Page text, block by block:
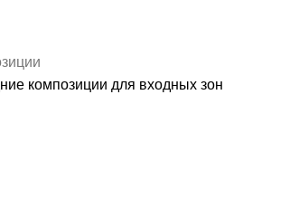
композиции для входных зон